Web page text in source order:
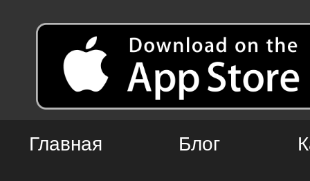
Главная Блог